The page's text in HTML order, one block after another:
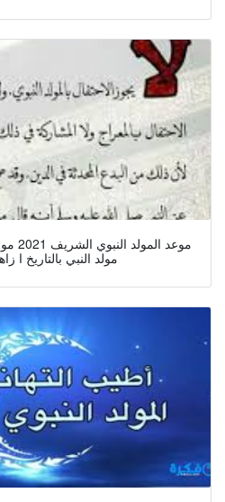
مولد النبي بالتاريخ ا